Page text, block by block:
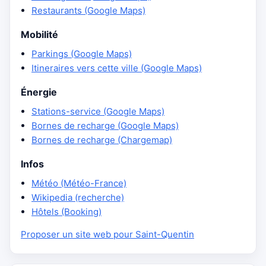
Restaurants (Google Maps)
Mobilité
Parkings (Google Maps)
Itineraires vers cette ville (Google Maps)
Énergie
Stations-service (Google Maps)
Bornes de recharge (Google Maps)
Bornes de recharge (Chargemap)
Infos
Météo (Météo-France)
Wikipedia (recherche)
Hôtels (Booking)
Proposer un site web pour Saint-Quentin